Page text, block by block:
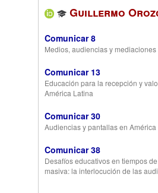
Guillermo
Comunicar 8
Medios, audiencias y mediaciones
Comunicar 13
Educación para la recepción y
América Latina
Comunicar 30
Audiencias y pantallas en América
Comunicar 38
Desafíos educativos en tiempos
masiva: la interlocución de las